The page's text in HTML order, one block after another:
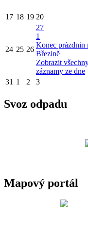
17 18 19 20
24 25 26
27
1
Konec prázdnin
Březině
Zobrazit
záznamy ze dne
31 1 2 3
Svoz odpadu
Mapový portál